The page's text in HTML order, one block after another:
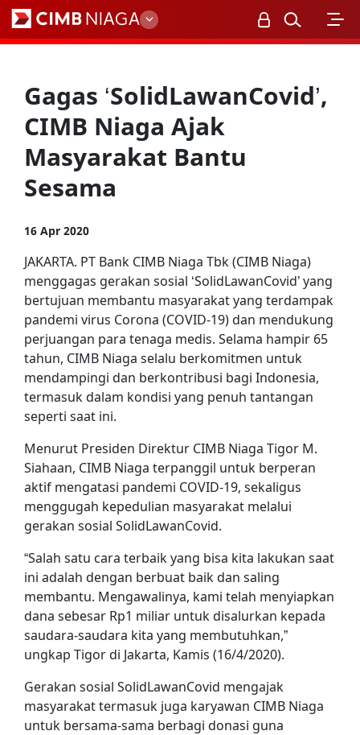
Personal
Gagas ‘SolidLawanCovid’,
CIMB Niaga Ajak
Masyarakat Bantu
Sesama
16 Apr 2020
JAKARTA. PT Bank CIMB Niaga Tbk (CIMB Niaga)
menggagas gerakan sosial ‘SolidLawanCovid’ yang
bertujuan membantu masyarakat yang terdampak
pandemi virus Corona (COVID-19) dan mendukung
perjuangan para tenaga medis. Selama hampir 65
tahun, CIMB Niaga selalu berkomitmen untuk
mendampingi dan berkontribusi bagi Indonesia,
termasuk dalam kondisi yang penuh tantangan
seperti saat ini.
Menurut Presiden Direktur CIMB Niaga Tigor M.
Siahaan, CIMB Niaga terpanggil untuk berperan
aktif mengatasi pandemi COVID-19, sekaligus
menggugah kepedulian masyarakat melalui
gerakan sosial SolidLawanCovid.
“Salah satu cara terbaik yang bisa kita lakukan saat
ini adalah dengan berbuat baik dan saling
membantu. Mengawalinya, kami telah menyiapkan
dana sebesar Rp1 miliar untuk disalurkan kepada
saudara-saudara kita yang membutuhkan,”
ungkap Tigor di Jakarta, Kamis (16/4/2020).
Gerakan sosial SolidLawanCovid mengajak
masyarakat termasuk juga karyawan CIMB Niaga
untuk bersama-sama berbagi donasi guna